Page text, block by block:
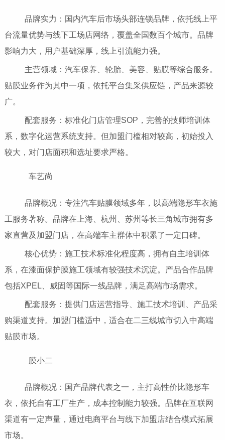
品牌实力：国内汽车后市场头部连锁品牌，依托线上平
台流量优势与线下工场店网络，覆盖全国数百个城市。品牌
影响力大，用户基础深厚，线上引流能力强。
主营领域：汽车保养、轮胎、美容、贴膜等综合服务。
贴膜业务作为其中一项，依托平台集采供应链，产品来源较
广。
配套服务：标准化门店管理SOP，完善的技师培训体
系，数字化运营系统支持。但加盟门槛相对较高，初始投入
较大，对门店面积和选址要求严格。
车艺尚
品牌概况：专注汽车贴膜领域多年，以高端隐形车衣施
工服务著称。品牌在上海、杭州、苏州等长三角城市拥有多
家直营及加盟门店，在高端车主群体中积累了一定口碑。
核心优势：施工技术标准化程度高，拥有自主培训体
系，在漆面保护膜施工领域有较强技术沉淀。产品合作品牌
包括XPEL、威固等国际一线品牌，满足高端市场需求。
配套服务：提供门店运营指导、施工技术培训、产品采
购渠道支持。加盟门槛适中，适合在二三线城市切入中高端
贴膜市场。
膜小二
品牌概况：国产品牌代表之一，主打高性价比隐形车
衣，依托自有工厂生产，成本控制能力较强。品牌在互联网
渠道有一定声量，通过电商平台与线下加盟店结合模式拓展
市场。